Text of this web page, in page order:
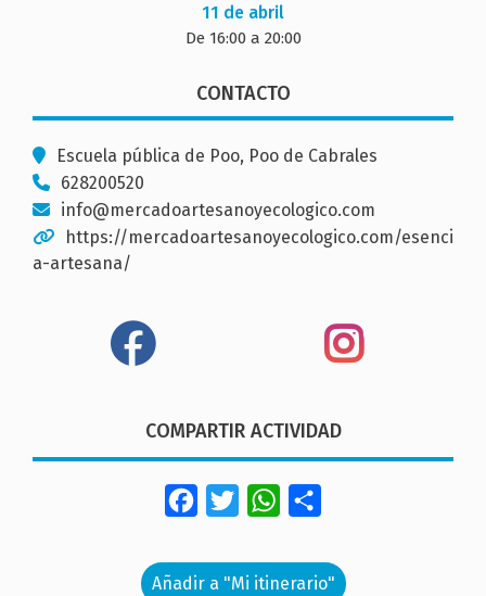
11 de abril
De 16:00 a 20:00
CONTACTO
Escuela pública de Poo, Poo de Cabrales
628200520
info@mercadoartesanoyecologico.com
https://mercadoartesanoyecologico.com/esenci
a-artesana/
COMPARTIR ACTIVIDAD
FacebookTwitterWhatsApp
Añadir a "Mi itinerario"